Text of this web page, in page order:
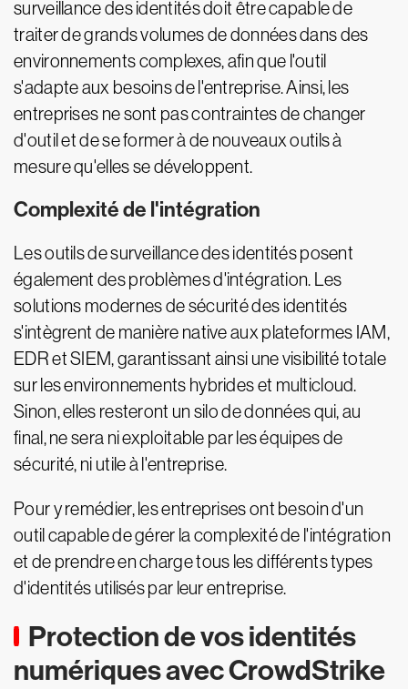
surveillance des identités doit être capable de
traiter de grands volumes de données dans des
environnements complexes, afin que l'outil
s'adapte aux besoins de l'entreprise. Ainsi, les
entreprises ne sont pas contraintes de changer
d'outil et de se former à de nouveaux outils à
mesure qu'elles se développent.
Complexité de l'intégration
Les outils de surveillance des identités posent
également des problèmes d'intégration. Les
solutions modernes de sécurité des identités
s'intègrent de manière native aux plateformes IAM,
EDR et SIEM, garantissant ainsi une visibilité totale
sur les environnements hybrides et multicloud.
Sinon, elles resteront un silo de données qui, au
final, ne sera ni exploitable par les équipes de
sécurité, ni utile à l'entreprise.
Pour y remédier, les entreprises ont besoin d'un
outil capable de gérer la complexité de l'intégration
et de prendre en charge tous les différents types
d'identités utilisés par leur entreprise.
Protection de vos identités
numériques avec CrowdStrike